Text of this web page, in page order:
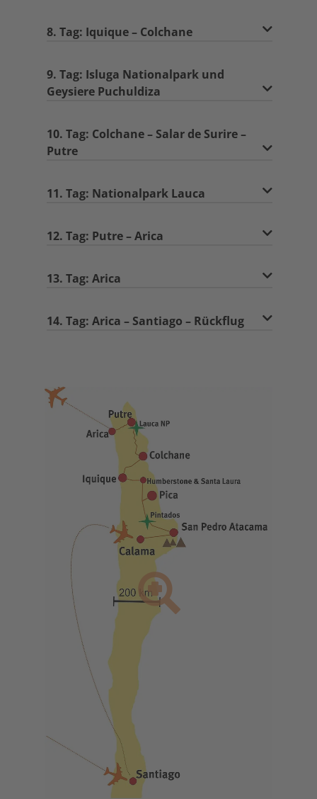
8. Tag: Iquique – Colchane
9. Tag: Isluga Nationalpark und
Geysiere Puchuldiza
10. Tag: Colchane – Salar de Surire –
Putre
11. Tag: Nationalpark Lauca
12. Tag: Putre – Arica
13. Tag: Arica
14. Tag: Arica – Santiago – Rückflug